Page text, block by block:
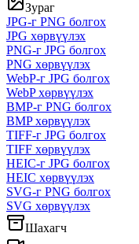
Зураг
JPG-г PNG болгох
JPG хөрвүүлэх
PNG-г JPG болгох
PNG хөрвүүлэх
WebP-г JPG болгох
WebP хөрвүүлэх
BMP-г PNG болгох
BMP хөрвүүлэх
TIFF-г JPG болгох
TIFF хөрвүүлэх
HEIC-г JPG болгох
HEIC хөрвүүлэх
SVG-г PNG болгох
SVG хөрвүүлэх
Шахагч